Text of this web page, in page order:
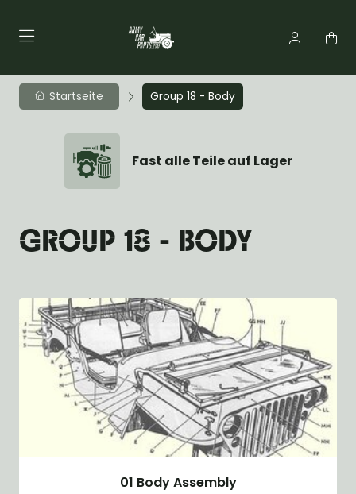
Startseite Group 18 - Body
Fast alle Teile auf Lager
GROUP 18 - BODY
01 Body Assembly